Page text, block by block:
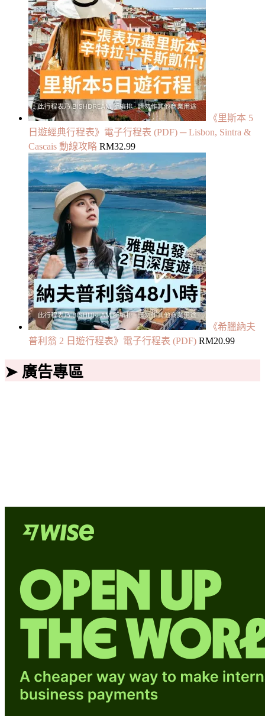
《里斯本 5
日遊經典行程表》電子行程表 (PDF) ─ Lisbon, Sintra &
Cascais 動線攻略 RM32.99
《希臘納夫
普利翁 2 日遊行程表》電子行程表 (PDF) RM20.99
➤ 廣告專區